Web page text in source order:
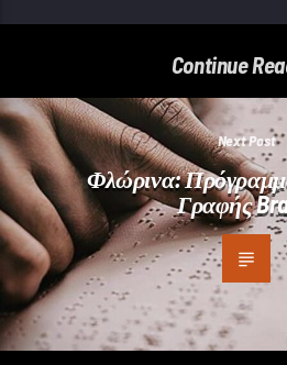
Continue
Next Post
Φλώρινα:
Γραφής